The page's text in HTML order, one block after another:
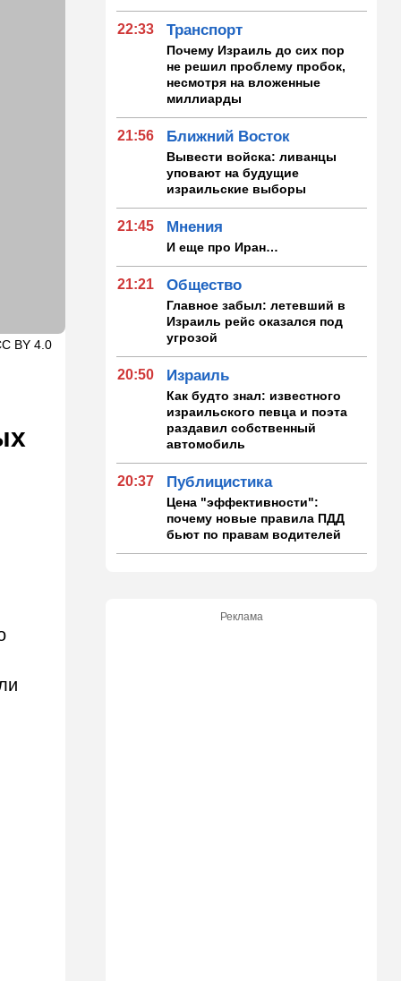
BY 4.0
22:33 Транспорт
Почему Израиль до сих пор
не решил проблему пробок,
несмотря на вложенные
миллиарды
21:56 Ближний Восток
Вывести войска: ливанцы
уповают на будущие
израильские выборы
21:45 Мнения
И еще про Иран…
21:21 Общество
Главное забыл: летевший в
Израиль рейс оказался под
угрозой
20:50 Израиль
Как будто знал: известного
израильского певца и поэта
раздавил собственный
автомобиль
20:37 Публицистика
Цена "эффективности":
почему новые правила ПДД
бьют по правам водителей
видеосъемка автобусного
Реклама